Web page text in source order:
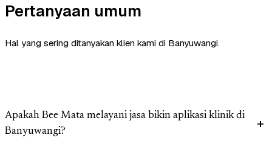
Pertanyaan umum
Hal yang sering ditanyakan klien kami di Banyuwangi.
Apakah Bee Mata melayani jasa bikin aplikasi klinik di
Banyuwangi?